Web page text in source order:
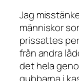
Jag
människor
prissattes
från andra
det hela